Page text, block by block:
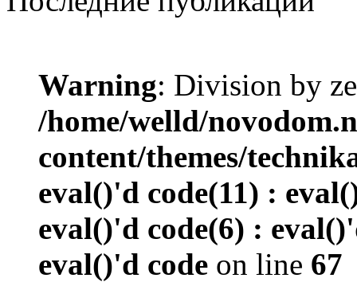
Warning: Division by
/home/welld/
content/themes/
eval()'d code(11) :
eval()'d code(6) :
eval()'d code on line 67